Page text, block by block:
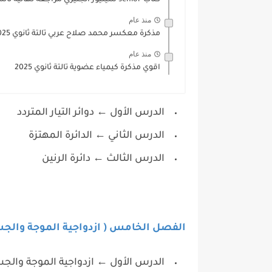
منذ عام
مذكرة معكسر محمد صلاح عربي تالتة ثانوي 2025
منذ عام
اقوي مذكرة كيمياء عضوية تالتة ثانوي 2025
الدرس الأول ← دوائر التيار المتردد
الدرس الثاني ← الدائرة المهتزة
الدرس الثالث ← دائرة الرنين
الفصل الخامس ( ازدواجية الموجة
الدرس الأول ← ازدواجية الموجة